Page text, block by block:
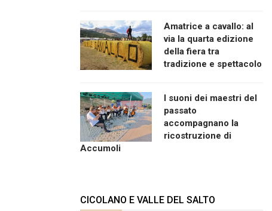
Amatrice a cavallo: al
via la quarta edizione
della fiera tra
tradizione e spettacolo
I suoni dei maestri del
passato
accompagnano la
ricostruzione di
Accumoli
CICOLANO E VALLE DEL SALTO